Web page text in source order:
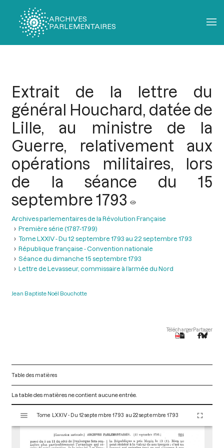
ARCHIVES
PARLEMENTAIRES
Extrait de la lettre du
général Houchard, datée de
Lille, au ministre de la
Guerre, relativement aux
opérations militaires, lors
de la séance du 15
septembre 1793
Archives parlementaires de la Révolution Française
Première série (1787-1799)
Tome LXXIV - Du 12 septembre 1793 au 22 septembre 1793
République française - Convention nationale
Séance du dimanche 15 septembre 1793
Lettre de Levasseur, commissaire à l’armée du Nord
Jean Baptiste Noël Bouchotte
TéléchargerPartager
Table des matières
La table des matières ne contient aucune entrée.
s
Tome LXXIV - Du 12 septembre 1793 au 22 septembre 1793